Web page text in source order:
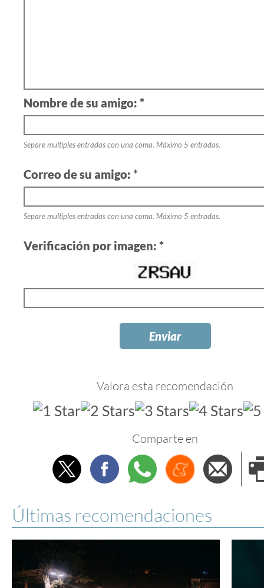
Nombre de su amigo: *
Separe multiples entradas con una coma. Máximo 5 entradas.
Correo de su amigo: *
Separe multiples entradas con una coma. Máximo 5 entradas.
Verificación por imagen: *
Valora esta recomendación
Comparte en
TwitterFacebookWhatsappMenéame
Últimas recomendaciones